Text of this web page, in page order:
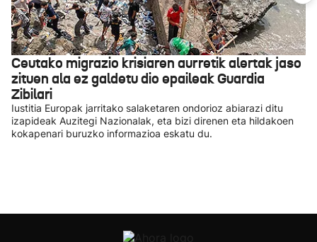
Ceutako migrazio krisiaren aurretik alertak jaso
zituen ala ez galdetu dio epaileak Guardia
Zibilari
Iustitia Europak jarritako salaketaren ondorioz abiarazi ditu
izapideak Auzitegi Nazionalak, eta bizi direnen eta hildakoen
kokapenari buruzko informazioa eskatu du.